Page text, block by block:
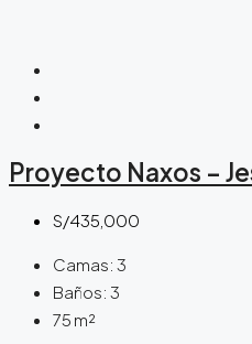
Proyecto Naxos –
S/435,000
Camas: 3
Baños: 3
75 m²